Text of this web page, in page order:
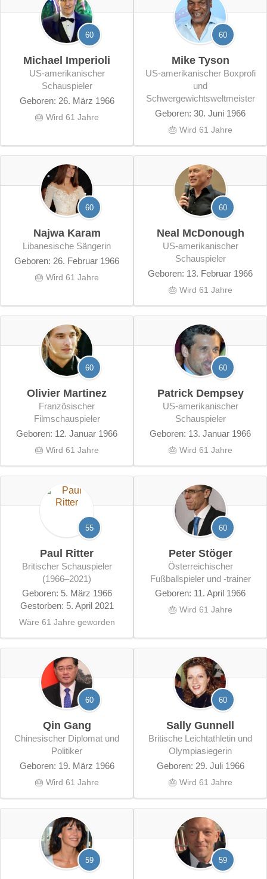
60
Michael Imperioli
US-amerikanischer
Schauspieler
Geboren: 26. März 1966
🎂 Wird 61 Jahre
60
Mike Tyson
US-amerikanischer Boxprofi
und
Schwergewichtsweltmeister
Geboren: 30. Juni 1966
🎂 Wird 61 Jahre
60
Najwa Karam
libanesische Sängerin
Geboren: 26. Februar 1966
🎂 Wird 61 Jahre
60
Neal McDonough
US-amerikanischer
Schauspieler
Geboren: 13. Februar 1966
🎂 Wird 61 Jahre
60
Olivier Martinez
französischer
Filmschauspieler
Geboren: 12. Januar 1966
🎂 Wird 61 Jahre
60
Patrick Dempsey
US-amerikanischer
Schauspieler
Geboren: 13. Januar 1966
🎂 Wird 61 Jahre
55
Paul Ritter
britischer Schauspieler
(1966–2021)
Geboren: 5. März 1966
Gestorben: 5. April 2021
Wäre 61 Jahre geworden
60
Peter Stöger
österreichischer
Fußballspieler und -trainer
Geboren: 11. April 1966
🎂 Wird 61 Jahre
60
Qin Gang
chinesischer Diplomat und
Politiker
Geboren: 19. März 1966
🎂 Wird 61 Jahre
60
Sally Gunnell
britische Leichtathletin und
Olympiasiegerin
Geboren: 29. Juli 1966
🎂 Wird 61 Jahre
59 59